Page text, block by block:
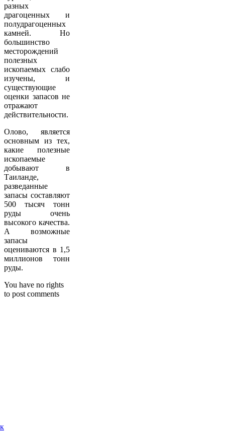
разных
драгоценных и
полудрагоценных
камней. Но
большинство
месторождений
полезных
ископаемых слабо
изучены, и
существующие
оценки запасов не
отражают
действительности.
Олово, является
основным из тех,
какие полезные
ископаемые
добывают в
Таиланде,
разведанные
запасы составляют
500 тысяч тонн
руды очень
высокого качества.
А возможные
запасы
оцениваются в 1,5
миллионов тонн
руды.
You have no rights
to post comments